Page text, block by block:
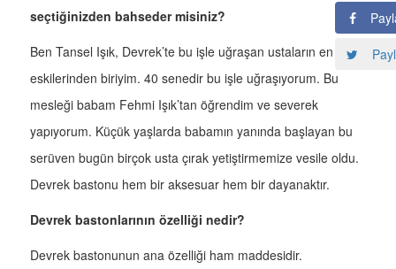
seçtiğinizden bahseder misiniz?
Ben Tansel Işık, Devrek’te bu işle uğraşan ustaların en
eskilerinden biriyim. 40 senedir bu işle uğraşıyorum. Bu
mesleği babam Fehmi Işık’tan öğrendim ve severek
yapıyorum. Küçük yaşlarda babamın yanında başlayan bu
serüven bugün birçok usta çırak yetiştirmemize vesile oldu.
Devrek bastonu hem bir aksesuar hem bir dayanaktır.
Devrek bastonlarının özelliği nedir?
Devrek bastonunun ana özelliği ham maddesidir.